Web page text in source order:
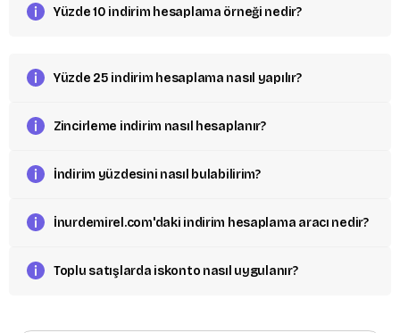
Yüzde 10 indirim hesaplama örneği nedir?
Yüzde 25 indirim hesaplama nasıl yapılır?
Zincirleme indirim nasıl hesaplanır?
İndirim yüzdesini nasıl bulabilirim?
İnurdemirel.com'daki indirim hesaplama aracı nedir?
Toplu satışlarda iskonto nasıl uygulanır?